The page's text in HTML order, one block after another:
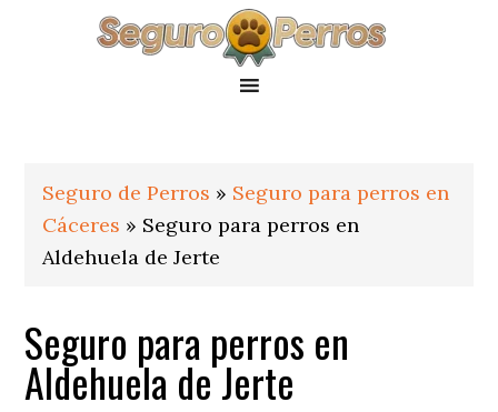
Seguro de Perros » Seguro para perros en
Cáceres » Seguro para perros en
Aldehuela de Jerte
Seguro para perros en
Aldehuela de Jerte